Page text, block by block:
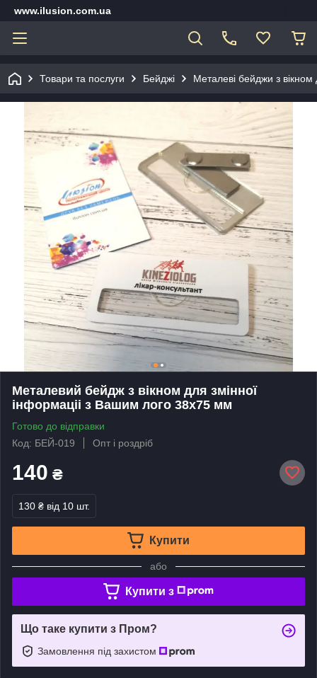
www.ilusion.com.ua
Товари та послуги Бейджі Металеві бейджи з
Металевий бейдж з вікном для змінної
інформаціі з Вашим лого 38х75 мм
Готово до відправки
Код: БЕЙ-019
Опт і роздріб
140 ₴
130 ₴ від 10 шт.
Купити
або
Купити з
Що таке купити з Пром?
Замовлення під захистом